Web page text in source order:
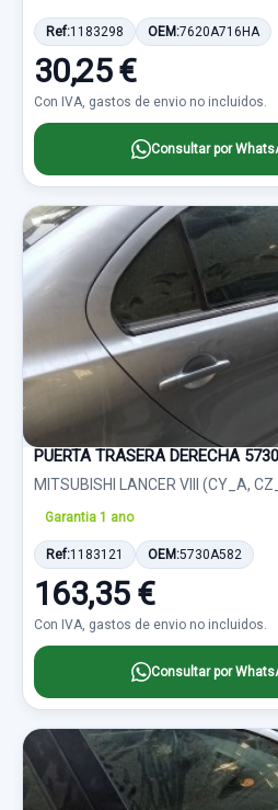
Ref:1183298 OEM:7620A716HA
30,25 €
Con IVA, gastos de envio no incluidos.
Consultar por
PUERTA TRASERA DERECHA
MITSUBISHI LANCER VIII (CY_A,
Garantia 1 ano
Ref:1183121 OEM:5730A582
163,35 €
Con IVA, gastos de envio no incluidos.
Consultar por